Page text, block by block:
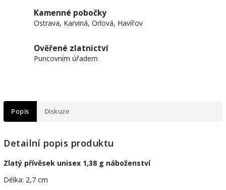
Kamenné pobočky
Ostrava, Karviná, Orlová, Havířov
Ověřené zlatnictví
Puncovním úřadem
Popis Diskuze
Detailní popis produktu
Zlatý přívěsek unisex 1,38 g náboženství
Délka: 2,7 cm